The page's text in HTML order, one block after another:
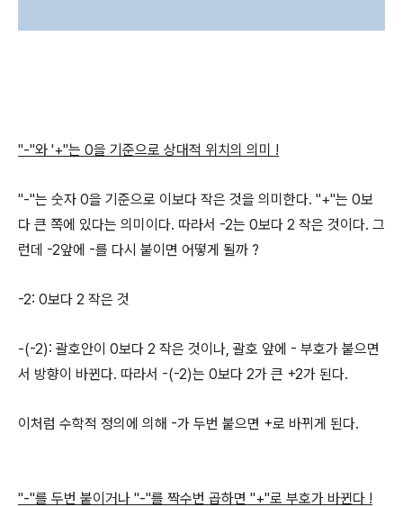
"-"와 '+"는 0을 기준으로 상대적 위치의 의미 !
"-"는 숫자 0을 기준으로 이보다 작은 것을 의미한다. "+"는 0보
다 큰 쪽에 있다는 의미이다. 따라서 -2는 0보다 2 작은 것이다. 그
런데 -2앞에 -를 다시 붙이면 어떻게 될까 ?
-2: 0보다 2 작은 것
-(-2): 괄호안이 0보다 2 작은 것이나, 괄호 앞에 - 부호가 붙으면
서 방향이 바뀐다. 따라서 -(-2)는 0보다 2가 큰 +2가 된다.
이처럼 수학적 정의에 의해 -가 두번 붙으면 +로 바뀌게 된다.
"-"를 두번 붙이거나 "-"를 짝수번 곱하면 "+"로 부호가 바뀐다 !